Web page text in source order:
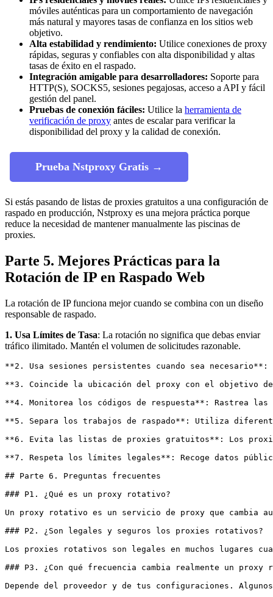
móviles auténticas para un comportamiento de navegación
más natural y mayores tasas de confianza en los sitios web
objetivo.
Alta estabilidad y rendimiento: Utilice conexiones de proxy
rápidas, seguras y confiables con alta disponibilidad y altas
tasas de éxito en el raspado.
Integración amigable para desarrolladores: Soporte para
HTTP(S), SOCKS5, sesiones pegajosas, acceso a API y fácil
gestión del panel.
Pruebas de conexión fáciles: Utilice la herramienta de
verificación de proxy antes de escalar para verificar la
disponibilidad del proxy y la calidad de conexión.
Prueba Nstproxy Gratis →
Si estás pasando de listas de proxies gratuitos a una configuración de
raspado en producción, Nstproxy es una mejora práctica porque
reduce la necesidad de mantener manualmente las piscinas de
proxies.
Parte 5. Mejores Prácticas para la
Rotación de IP en Raspado Web
La rotación de IP funciona mejor cuando se combina con un diseño
responsable de raspado.
1. Usa Límites de Tasa: La rotación no significa que debas enviar
tráfico ilimitado. Mantén el volumen de solicitudes razonable.
**2. Usa sesiones persistentes cuando sea
**3. Coincide la ubicación del proxy con el objetivo
**4. Monitorea los códigos de respuesta**: Rastrea las
**5. Separa los trabajos de raspado**: Utiliza
**6. Evita las listas de proxies gratuitos**: Los
**7. Respeta los límites legales**: Recoge datos
## Parte 6. Preguntas frecuentes
### P1. ¿Qué es un proxy rotativo?
Un proxy rotativo es un servicio de proxy que cambia
### P2. ¿Son legales y seguros los proxies rotativos?
Los proxies rotativos son legales en muchos lugares
### P3. ¿Con qué frecuencia cambia realmente un
Depende del proveedor y de tus configuraciones.